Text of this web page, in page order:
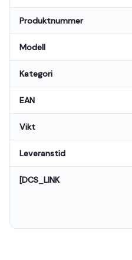
Produktnummer
Modell
Kategori
EAN
Vikt
Leveranstid
[DCS_LINK